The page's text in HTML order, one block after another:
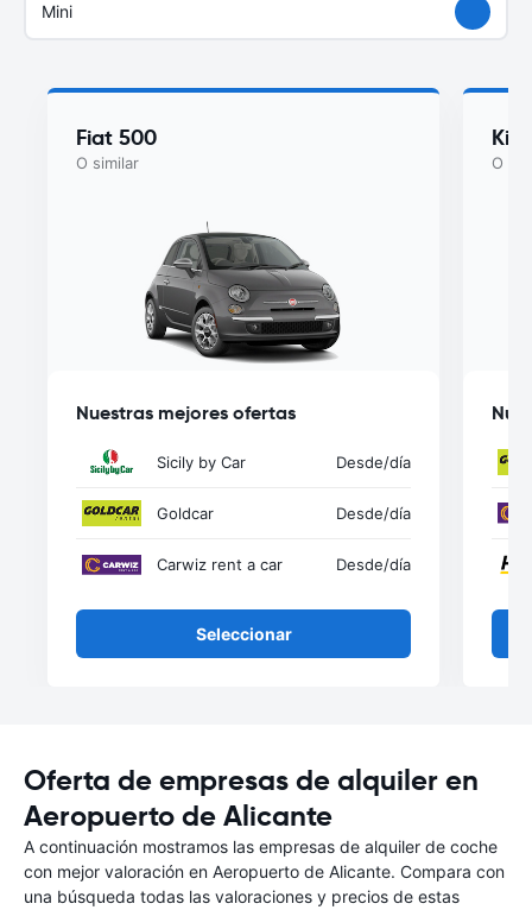
Mini
Fiat 500
O similar
Nuestras mejores ofertas
Sicily by Car Desde/día
Goldcar Desde/día
Carwiz rent a car Desde/día
Seleccionar
Kia
O
Oferta de empresas de alquiler en
Aeropuerto de Alicante
A continuación mostramos las empresas de alquiler de coche
con mejor valoración en Aeropuerto de Alicante. Compara con
una búsqueda todas las valoraciones y precios de estas